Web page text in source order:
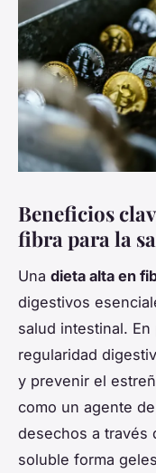
Beneficios
fibra para la
Una dieta alta en
digestivos
salud intestinal.
regularidad
y prevenir el
como un agente
desechos a través
soluble forma